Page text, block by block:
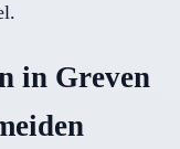
in Greven